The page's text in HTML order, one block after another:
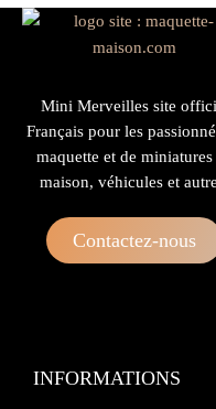
Mini Merveilles site
Français pour les
maquette et de miniatures
maison, véhicules et
Contactez-nous
INFORMATIONS